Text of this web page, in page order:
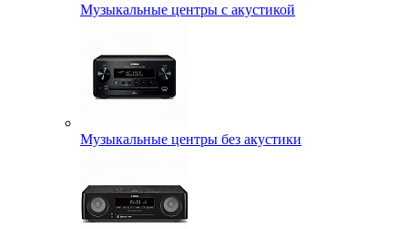
Музыкальные центры с акустикой
Музыкальные центры без акустики